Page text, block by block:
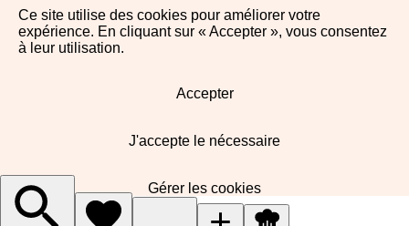
Ce site utilise des cookies pour améliorer votre
expérience. En cliquant sur « Accepter », vous consentez
à leur utilisation.
Accepter
J'accepte le nécessaire
Gérer les cookies